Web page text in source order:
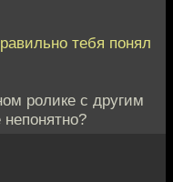
тебя понял
ролике с другим